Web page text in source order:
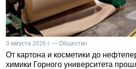
3 августа 2026 г. — Общество
От картона и косметики до
химики Горного университета